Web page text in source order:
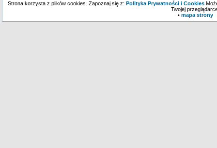
Strona korzysta z plików cookies. Zapoznaj się z: Polityka Prywatności i Cookies
Twojej
• mapa strony